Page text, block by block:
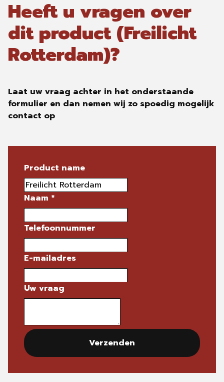
Heeft u vragen over
dit product (Freilicht
Rotterdam)?
Laat uw vraag achter in het onderstaande
formulier en dan nemen wij zo spoedig mogelijk
contact op
Product name
Naam *
Telefoonnummer
E-mailadres
Uw vraag
Verzenden